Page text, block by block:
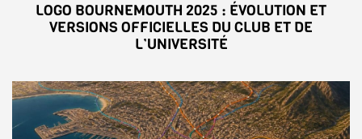
LOGO BOURNEMOUTH 2025 : ÉVOLUTION ET
VERSIONS OFFICIELLES DU CLUB ET DE
L’UNIVERSITÉ